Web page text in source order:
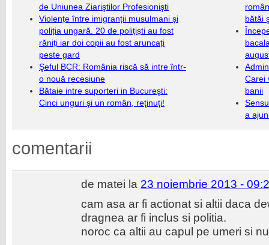
de Uniunea Ziariştilor Profesionişti
Violențe între imigranții musulmani și
poliția ungară. 20 de polițiști au fost
răniți iar doi copii au fost aruncați
peste gard
Şeful BCR: România riscă să intre într-
o nouă recesiune
Bătaie intre suporteri in Bucureşti:
Cinci unguri şi un român, reţinuţi!
bătăi
Carei
banii
a
comentarii
de matei la 23 noiembrie 2013 -
cam asa ar fi actionat si altii daca
dragnea ar fi inclus si politia.
noroc ca altii au capul pe umeri si